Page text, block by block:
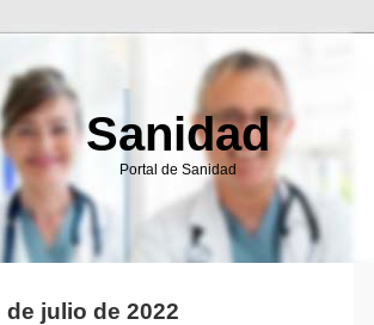
Sanidad
Portal de Sanidad
julio de 2022